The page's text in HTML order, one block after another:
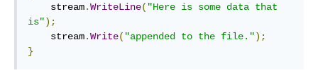
    stream
.WriteLine( "Here is some data that
is");
    stream
.Write( "appended to the file.");
}